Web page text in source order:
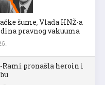
šume, Vlada HNŽ-a
pravnog vakuuma
Rami pronašla heroin i